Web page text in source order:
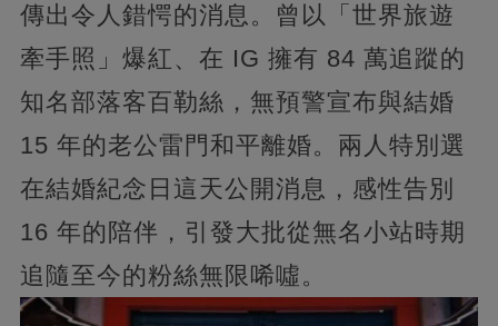
傳出令人錯愕的消息。曾以「世界旅遊
牽手照」爆紅、在 IG 擁有 84 萬追蹤的
知名部落客百勒絲，無預警宣布與結婚
15 年的老公雷門和平離婚。兩人特別選
在結婚紀念日這天公開消息，感性告別
16 年的陪伴，引發大批從無名小站時期
追隨至今的粉絲無限唏噓。